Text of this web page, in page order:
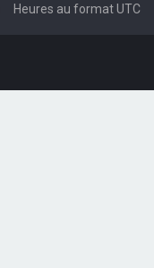
Heures au formatUTC